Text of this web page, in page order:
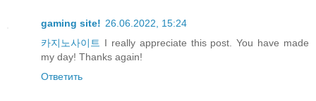
gaming site! 26.06.2022, 15:24
카지노사이트 I really appreciate this post. You have made
my day! Thanks again!
Ответить